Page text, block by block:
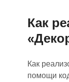
Как
Как
помощи